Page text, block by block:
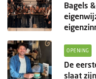
Bagels
OPENING
De
slaat